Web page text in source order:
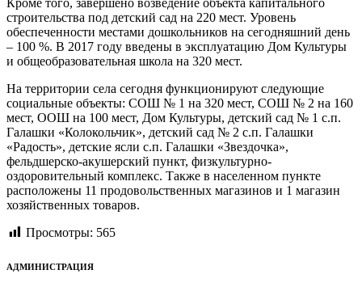
строительства под детский сад на 220 мест. Уровень
обеспеченности местами дошкольников на сегодняшний день
– 100 %. В 2017 году введены в эксплуатацию Дом Культуры
и общеобразовательная школа на 320 мест.
На территории села сегодня функционируют следующие
социальные объекты: СОШ № 1 на 320 мест, СОШ № 2 на 160
мест, ООШ на 100 мест, Дом Культуры, детский сад № 1 с.п.
Галашки «Колокольчик», детский сад № 2 с.п. Галашки
«Радость», детские ясли с.п. Галашки «Звездочка»,
фельдшерско-акушерский пункт, физкультурно-
оздоровительный комплекс. Также в населенном пункте
расположены 11 продовольственных магазинов и 1 магазин
хозяйственных товаров.
Просмотры: 565
АДМИНИСТРАЦИЯ